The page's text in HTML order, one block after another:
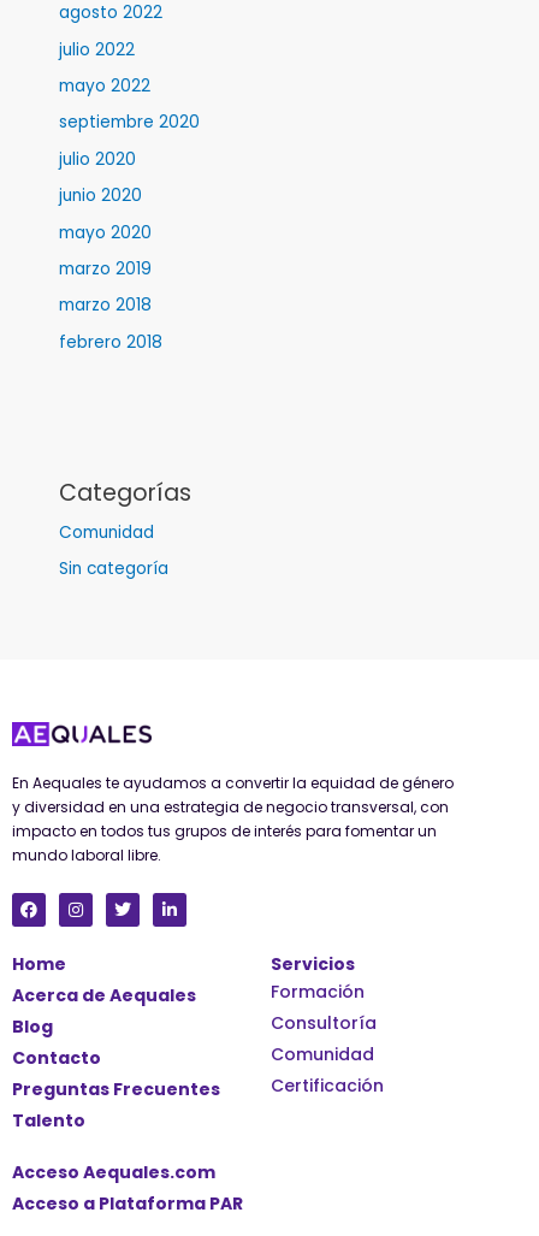
agosto 2022
julio 2022
mayo 2022
septiembre 2020
julio 2020
junio 2020
mayo 2020
marzo 2019
marzo 2018
febrero 2018
Categorías
Comunidad
Sin categoría
En Aequales te ayudamos a convertir la equidad de género
y diversidad en una estrategia de negocio transversal, con
impacto en todos tus grupos de interés para fomentar un
mundo laboral libre.
F
a
c
b
o
k
I
n
s
r
T
w
i
r
L
i
n
d
i
Home
Acerca de Aequales
Blog
Contacto
Preguntas Frecuentes
Talento
Servicios
Formación
Consultoría
Comunidad
Certificación
Acceso Aequales.com
Acceso a Plataforma PAR